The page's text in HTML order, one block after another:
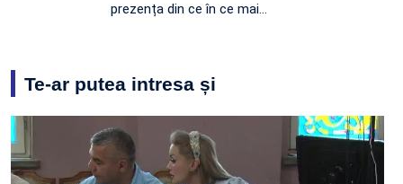
prezența din ce în ce mai…
Te-ar putea intresa și